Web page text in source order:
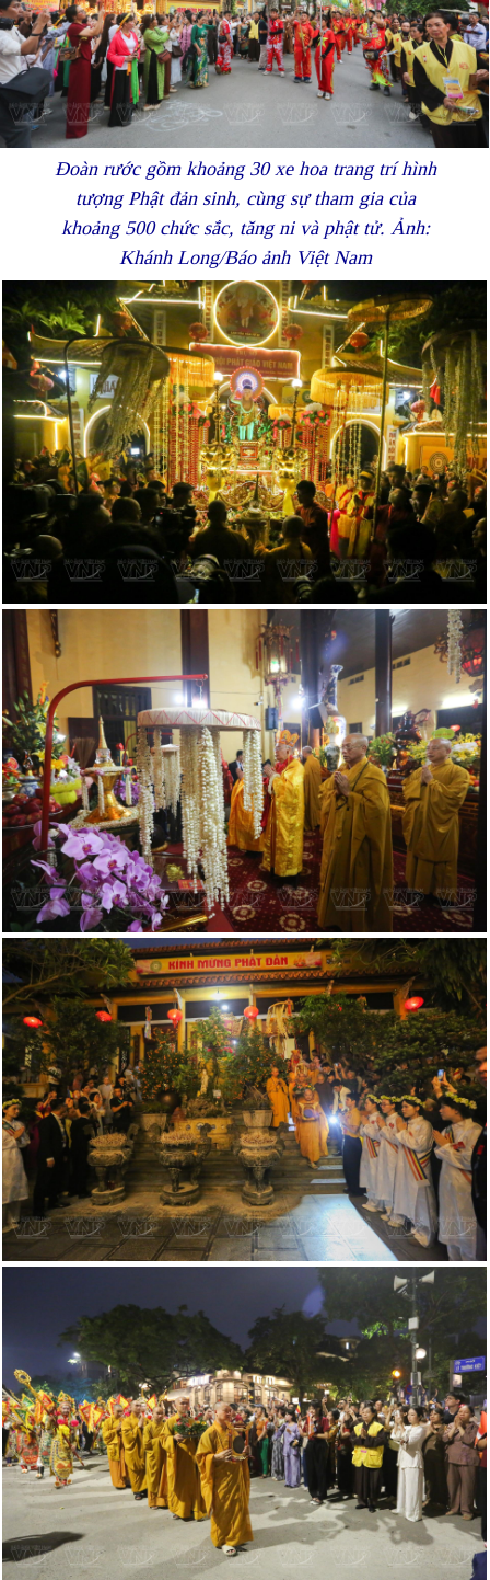
Đoàn rước gồm khoảng 30 xe hoa trang trí hình
tượng Phật đản sinh, cùng sự tham gia của
khoảng 500 chức sắc, tăng ni và phật tử. Ảnh:
Khánh Long/Báo ảnh Việt Nam